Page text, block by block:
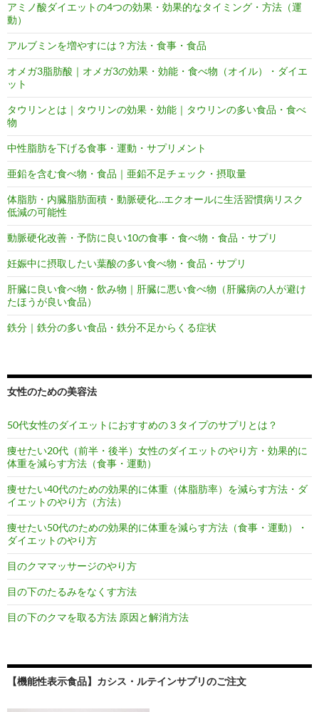
アミノ酸ダイエットの4つの効果・効果的なタイミング・方法（運
動）
アルブミンを増やすには？方法・食事・食品
オメガ3脂肪酸｜オメガ3の効果・効能・食べ物（オイル）・ダイエ
ット
タウリンとは｜タウリンの効果・効能｜タウリンの多い食品・食べ
物
中性脂肪を下げる食事・運動・サプリメント
亜鉛を含む食べ物・食品｜亜鉛不足チェック・摂取量
体脂肪・内臓脂肪面積・動脈硬化…エクオールに生活習慣病リスク
低減の可能性
動脈硬化改善・予防に良い10の食事・食べ物・食品・サプリ
妊娠中に摂取したい葉酸の多い食べ物・食品・サプリ
肝臓に良い食べ物・飲み物｜肝臓に悪い食べ物（肝臓病の人が避け
たほうが良い食品）
鉄分｜鉄分の多い食品・鉄分不足からくる症状
女性のための美容法
50代女性のダイエットにおすすめの３タイプのサプリとは？
痩せたい20代（前半・後半）女性のダイエットのやり方・効果的に
体重を減らす方法（食事・運動）
痩せたい40代のための効果的に体重（体脂肪率）を減らす方法・ダ
イエットのやり方（方法）
痩せたい50代のための効果的に体重を減らす方法（食事・運動）・
ダイエットのやり方
目のクママッサージのやり方
目の下のたるみをなくす方法
目の下のクマを取る方法 原因と解消方法
【機能性表示食品】カシス・ルテインサプリのご注文